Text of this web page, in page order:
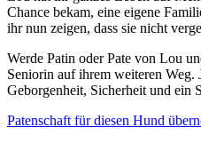
Chance bekam, eine eigene
ihr nun zeigen, dass sie nicht
Werde Patin oder Pate von Lou
Seniorin auf ihrem weiteren Weg.
Geborgenheit, Sicherheit und ein
Patenschaft für diesen Hund